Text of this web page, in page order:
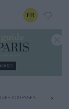
FR
ADRESSES